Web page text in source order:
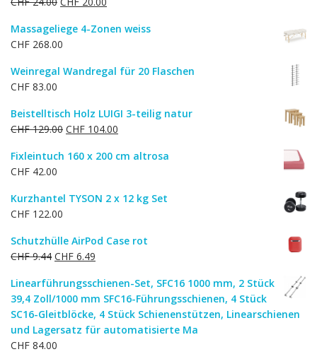
war:
CHF 24.00
ist:
Massageliege 4-Zonen weiss
CHF 268.00
Weinregal Wandregal für 20 Flaschen
CHF 83.00
Beistelltisch Holz LUIGI 3-teilig natur
CHF129.00 Ursprünglicher
war:
CHF 104.00
ist:
Fixleintuch 160 x 200 cm altrosa
CHF 42.00
Kurzhantel TYSON 2 x 12 kg Set
CHF 122.00
Schutzhülle AirPod Case rot
CHF9.44 Ursprünglicher
war:
CHF 9.44
CHF 6.49
ist:
CHF 6.49.
Linearführungsschienen-Set, SFC16 1000 mm, 2 Stück
39,4 Zoll/1000 mm SFC16-Führungsschienen, 4 Stück
SC16-Gleitblöcke, 4 Stück Schienenstützen, Linearschienen
und Lagersatz für automatisierte Ma
CHF 84.00